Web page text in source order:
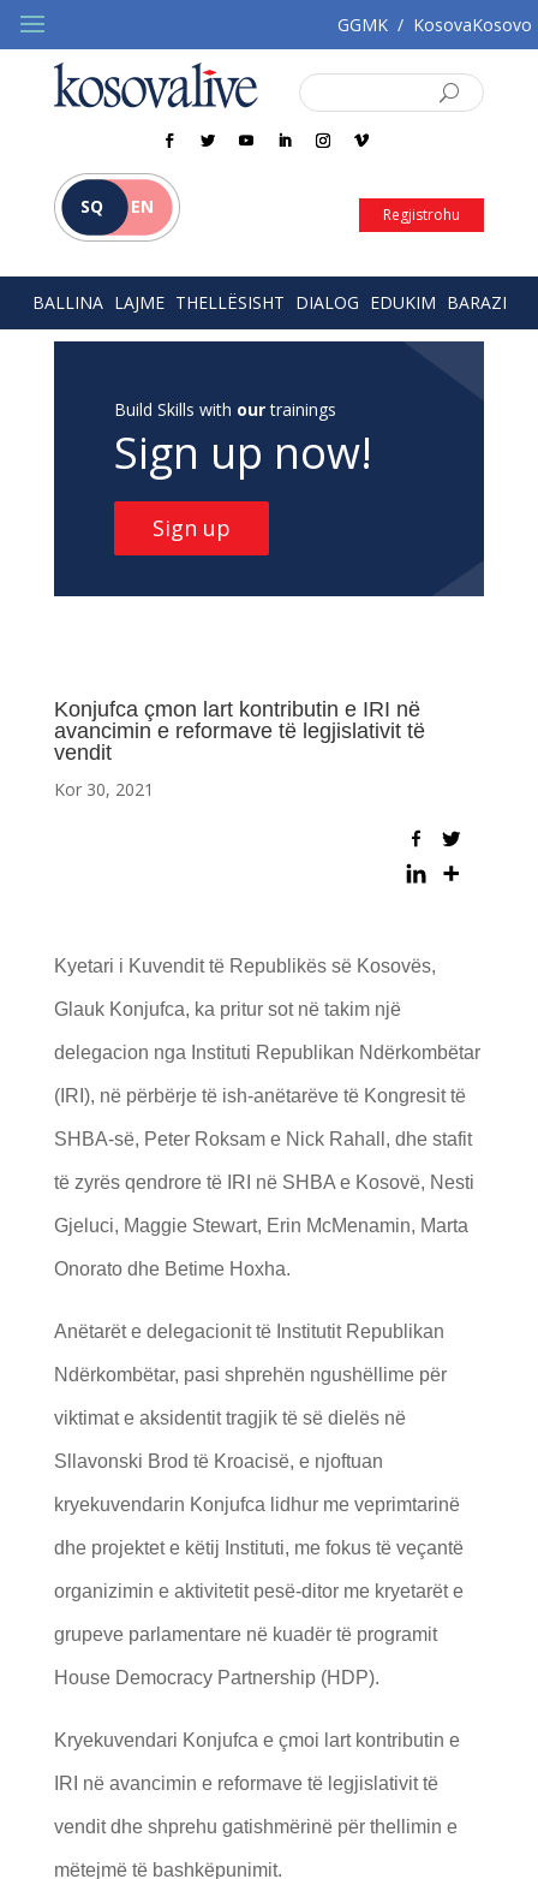
GGMK / KosovaKosovo
SQ EN Regjistrohu
BALLINA LAJME THELLËSISHT DIALOG EDUKIM BARAZI
Build Skills with ourtrainings
Sign up now!
Sign up
Konjufca çmon lart kontributin e IRI në
avancimin e reformave të legjislativit të
vendit
Kor 30, 2021
Kyetari i Kuvendit të Republikës së Kosovës,
Glauk Konjufca, ka pritur sot në takim një
delegacion nga Instituti Republikan Ndërkombëtar
(IRI), në përbërje të ish-anëtarëve të Kongresit të
SHBA-së, Peter Roksam e Nick Rahall, dhe stafit
të zyrës qendrore të IRI në SHBA e Kosovë, Nesti
Gjeluci, Maggie Stewart, Erin McMenamin, Marta
Onorato dhe Betime Hoxha.
Anëtarët e delegacionit të Institutit Republikan
Ndërkombëtar, pasi shprehën ngushëllime për
viktimat e aksidentit tragjik të së dielës në
Sllavonski Brod të Kroacisë, e njoftuan
kryekuvendarin Konjufca lidhur me veprimtarinë
dhe projektet e këtij Instituti, me fokus të veçantë
organizimin e aktivitetit pesë-ditor me kryetarët e
grupeve parlamentare në kuadër të programit
House Democracy Partnership (HDP).
Kryekuvendari Konjufca e çmoi lart kontributin e
IRI në avancimin e reformave të legjislativit të
vendit dhe shprehu gatishmërinë për thellimin e
mëtejmë të bashkëpunimit.